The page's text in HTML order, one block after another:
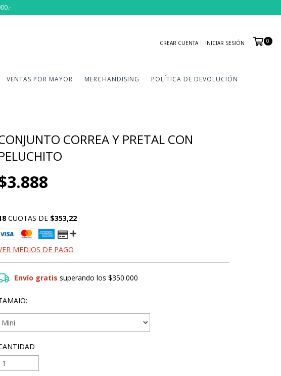
CREAR CUENTA INICIAR SESIÓN 0
VENTAS POR MAYOR MERCHANDISING POLÍTICA DE DEVOLUCIÓN
CORREA Y PRETAL CON
CUOTAS DE $353,22
MEDIOS DE PAGO
Envío gratis superando los$350.000